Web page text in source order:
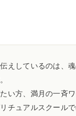
えしているのは、
い方、満月の一斉
チュアルスクール